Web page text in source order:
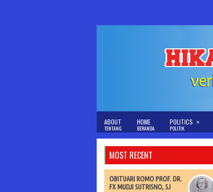
ABOUT
TENTANG
HOME
BERANDA
POLITICS
POLITIK
»
MOST RECENT
OBITUARI ROMO PROF. DR.
FX MUDJI SUTRISNO, SJ